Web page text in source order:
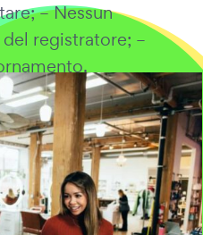
– Nessun
registratore; –